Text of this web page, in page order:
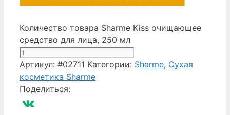
Количество товара Sharme Kiss очищающее
средство для лица, 250 мл
Артикул: #02711 Категории: Sharme, Сухая
косметика Sharme
Поделиться: